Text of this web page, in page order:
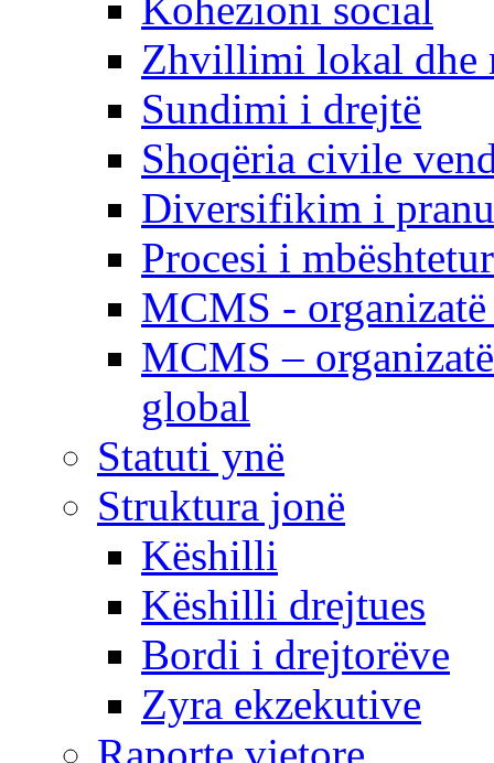
Zhvillimi lokal dhe
Sundimi i drejtë
Shoqëria civile
Diversifikim i
Procesi i
MCMS -
MCMS –
global
Statuti ynë
Struktura jonë
Këshilli
Këshilli drejtues
Bordi i drejtorëve
Zyra ekzekutive
Raporte vjetore